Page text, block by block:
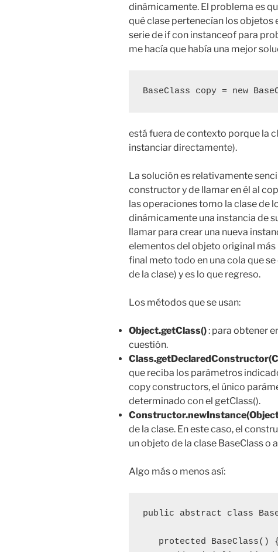
dinámicamente. El problema es
qué clase pertenecían los objetos
serie de if con instanceof para
me hacía que había una mejor
BaseClass copy = new
está fuera de contexto porque la
instanciar directamente).
La solución es relativamente
constructor y de llamar en él al
las operaciones tomo la clase de
dinámicamente una instancia de
llamar para crear una nueva
elementos del objeto original
final meto todo en una cola que
de la clase) y es lo que regreso.
Los métodos que se usan:
Object.getClass(): para obtener
cuestión.
que reciba los parámetros
copy constructors, el único
determinado con el getClass().
de la clase. En este caso, el
un objeto de la clase BaseClass o
Algo más o menos así:
public abstract class
   protected BaseClass() {